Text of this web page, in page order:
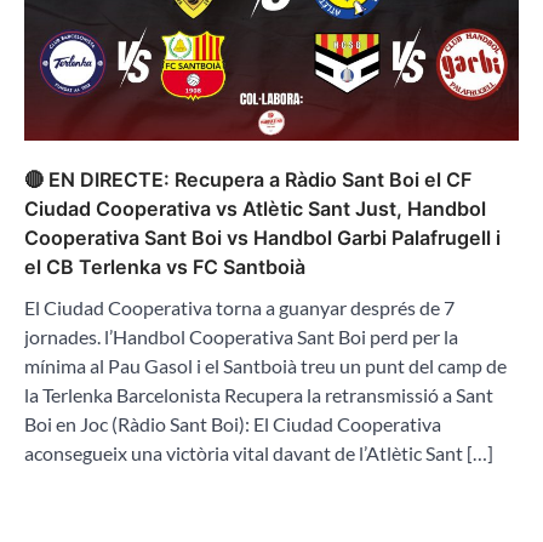
🔴 EN DIRECTE: Recupera a Ràdio Sant Boi el CF
Ciudad Cooperativa vs Atlètic Sant Just, Handbol
Cooperativa Sant Boi vs Handbol Garbi Palafrugell i
el CB Terlenka vs FC Santboià
El Ciudad Cooperativa torna a guanyar després de 7
jornades. l’Handbol Cooperativa Sant Boi perd per la
mínima al Pau Gasol i el Santboià treu un punt del camp de
la Terlenka Barcelonista Recupera la retransmissió a Sant
Boi en Joc (Ràdio Sant Boi): El Ciudad Cooperativa
aconsegueix una victòria vital davant de l’Atlètic Sant […]